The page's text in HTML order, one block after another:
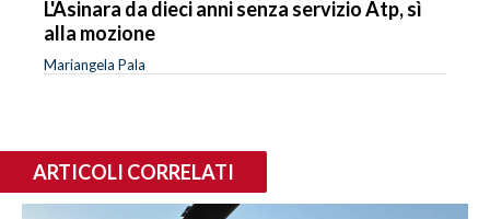
L'Asinara da dieci anni senza servizio Atp, sì
alla mozione
Mariangela Pala
ARTICOLI CORRELATI